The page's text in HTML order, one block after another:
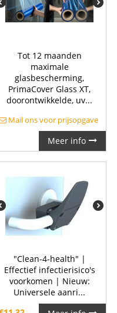
Tot 12 maanden
maximale
glasbescherming,
PrimaCover Glass XT,
doorontwikkelde, uv...
Mail ons voor prijsopgave
Meer info
"Clean-4-health" |
Effectief infectierisico's
voorkomen | Nieuw:
Universele aanri...